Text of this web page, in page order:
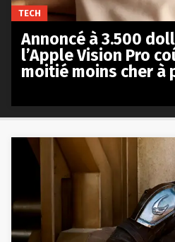
TECH
Annoncé à 3.500
l’Apple Vision Pro
moitié moins cher à